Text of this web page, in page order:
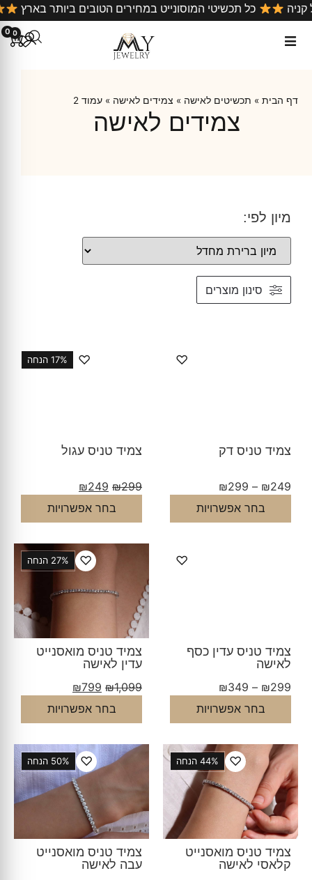
כל קניה כל תכשיטי המוסונייט במחירים הטובים ביותר
0 0
דף הבית » תכשיטים לאישה » צמידים לאישה » עמוד 2
צמידים לאישה
מיון לפי:
סינון מוצרים
♡
צמיד טניס דק
₪249
–
₪299
בחר אפשרויות
17% הנחה ♡
צמיד טניס עגול
₪299
₪249
בחר אפשרויות
♡
צמיד טניס עדין כסף
לאישה
₪299
–
₪349
בחר אפשרויות
27% הנחה ♡
צמיד טניס מואסנייט
עדין לאישה
₪1,099
₪799
בחר אפשרויות
44% הנחה ♡
צמיד טניס מואסנייט
קלאסי לאישה
50% הנחה ♡
צמיד טניס מואסנייט
עבה לאישה